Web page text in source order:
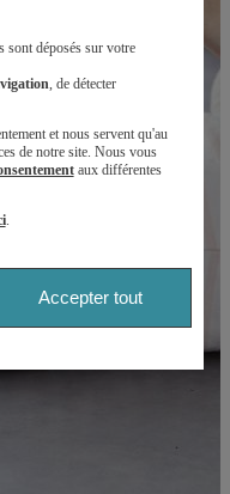
sont déposés sur votre
, de détecter
et nous servent qu'au
de notre site. Nous vous
aux différentes
.
Accepter tout